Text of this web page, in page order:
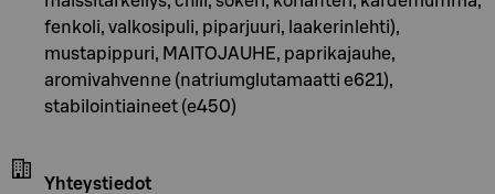
fenkoli, valkosipuli, piparjuuri, laakerinlehti),
mustapippuri, MAITOJAUHE, paprikajauhe,
aromivahvenne (natriumglutamaatti e621),
stabilointiaineet (e450)
Yhteystiedot